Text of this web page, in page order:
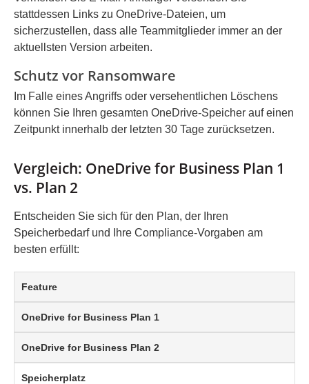
die externe Freigabe von Dateien kontrollieren?
Administratoren können im SharePoint &amp;
OneDrive Admin Center genau festlegen, ob
Kennwort erforderlich ist oder ob Links nach einer
bestimmten Zeit automatisch ablaufen müssen.
stattdessen Links zu OneDrive-Dateien, um
sicherzustellen, dass alle Teammitglieder immer an der
aktuellsten Version arbeiten.
Schutz vor Ransomware
Im Falle eines Angriffs oder versehentlichen Löschens
können Sie Ihren gesamten OneDrive-Speicher auf einen
Zeitpunkt innerhalb der letzten 30 Tage zurücksetzen.
Vergleich: OneDrive for Business Plan 1
vs. Plan 2
Entscheiden Sie sich für den Plan, der Ihren
Speicherbedarf und Ihre Compliance-Vorgaben am
besten erfüllt:
Feature
OneDrive for Business Plan 1
OneDrive for Business Plan 2
Speicherplatz